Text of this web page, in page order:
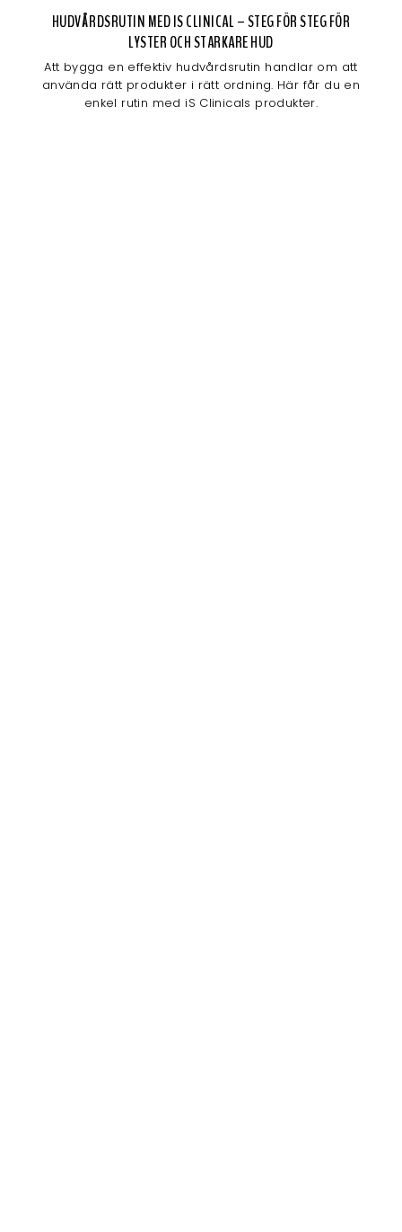
HUDVÅRDSRUTIN MED IS CLINICAL – STEG FÖR STEG FÖR
LYSTER OCH STARKARE HUD
Att bygga en effektiv hudvårdsrutin handlar om att
använda rätt produkter i rätt ordning. Här får du en
enkel rutin med iS Clinicals produkter.